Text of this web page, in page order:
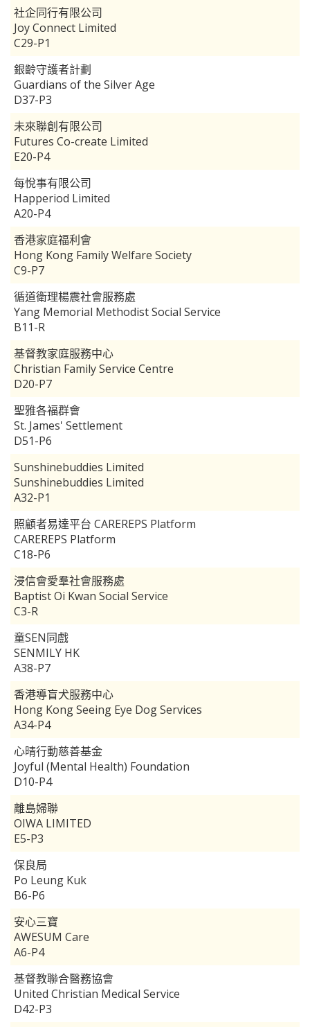
社企同行有限公司
Joy Connect Limited
C29-P1
銀齡守護者計劃
Guardians of the Silver Age
D37-P3
未來聯創有限公司
Futures Co-create Limited
E20-P4
每悅事有限公司
Happeriod Limited
A20-P4
香港家庭福利會
Hong Kong Family Welfare Society
C9-P7
循道衛理楊震社會服務處
Yang Memorial Methodist Social Service
B11-R
基督教家庭服務中心
Christian Family Service Centre
D20-P7
聖雅各福群會
St. James' Settlement
D51-P6
Sunshinebuddies Limited
Sunshinebuddies Limited
A32-P1
照顧者易達平台 CAREREPS Platform
CAREREPS Platform
C18-P6
浸信會愛羣社會服務處
Baptist Oi Kwan Social Service
C3-R
童SEN同戲
SENMILY HK
A38-P7
香港導盲犬服務中心
Hong Kong Seeing Eye Dog Services
A34-P4
心晴行動慈善基金
Joyful (Mental Health) Foundation
D10-P4
離島婦聯
OIWA LIMITED
E5-P3
保良局
Po Leung Kuk
B6-P6
安心三寶
AWESUM Care
A6-P4
基督教聯合醫務協會
United Christian Medical Service
D42-P3